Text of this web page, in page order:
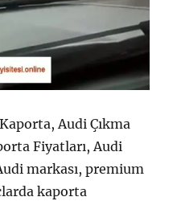
Audi Çıkma
Fiyatları, Audi
markası, premium
kaporta